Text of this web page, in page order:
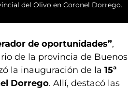
del Olivo en Coronel Dorrego.
de oportunidades”,
de la provincia de Buenos
la inauguración de la 15ª
Dorrego. Allí, destacó las